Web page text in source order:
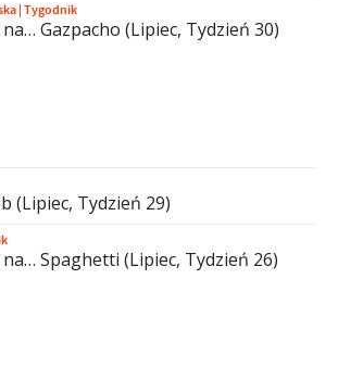
|Tygodnik
Gazpacho (Lipiec, Tydzień 30)
(Lipiec, Tydzień 29)
na… Spaghetti (Lipiec, Tydzień 26)